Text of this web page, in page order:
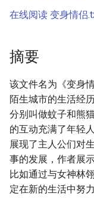
索
在线阅读 变身情侣
摘要
该文件名为《变身
陌生城市的生活经
分别叫做蚊子和熊
的互动充满了年轻
展现了主人公们对
事的发展，作者展
比如通过与女神林
定在新的生活中努